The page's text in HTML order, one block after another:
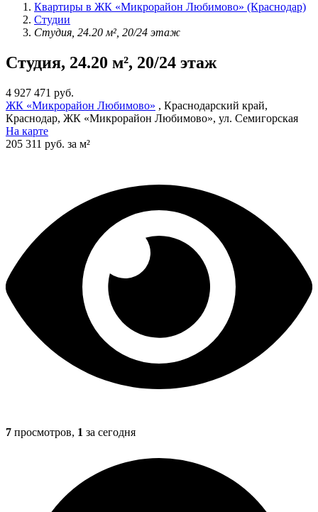
Квартиры в ЖК «Микрорайон Любимово» (Краснодар)
Студии
Студия, 24.20 м², 20/24 этаж
Студия, 24.20 м², 20/24 этаж
4 927 471 руб.
ЖК «Микрорайон Любимово» , Краснодарский край,
Краснодар, ЖК «Микрорайон Любимово», ул. Семигорская
На карте
205 311 руб. за м²
7 просмотров, 1 за сегодня